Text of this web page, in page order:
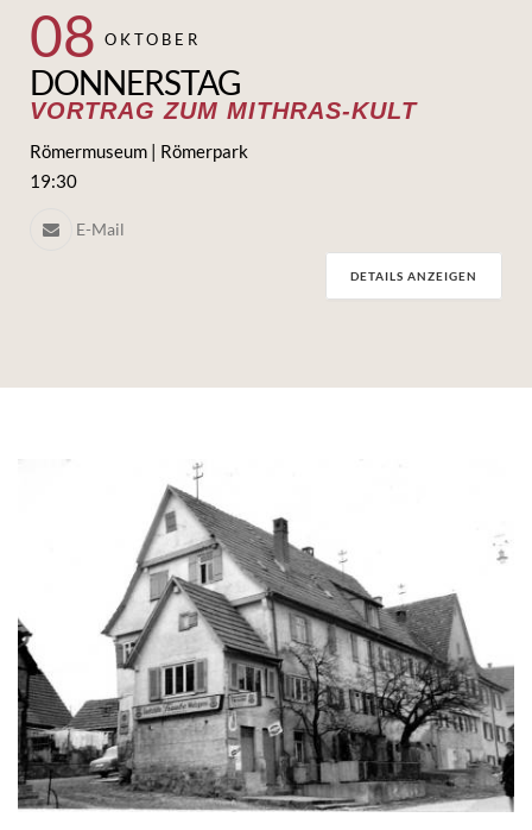
08 OKTOBER
DONNERSTAG
VORTRAG ZUM MITHRAS-KULT
Römermuseum | Römerpark
19:30
E-Mail
DETAILS ANZEIGEN